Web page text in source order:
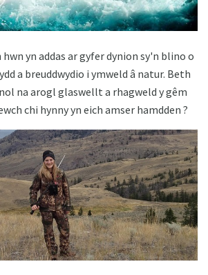
yn addas ar gyfer dynion sy'n blino o
a breuddwydio i ymweld â natur. Beth
na arogl glaswellt a rhagweld y gêm
chi hynny yn eich amser hamdden ?